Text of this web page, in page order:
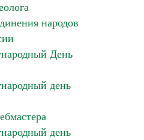
народов
День
день
день